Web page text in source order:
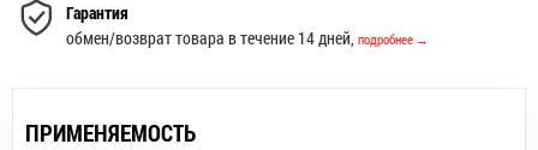
Гарантия
обмен/возврат товара в течение 14 дней, подробнее →
ПРИМЕНЯЕМОСТЬ